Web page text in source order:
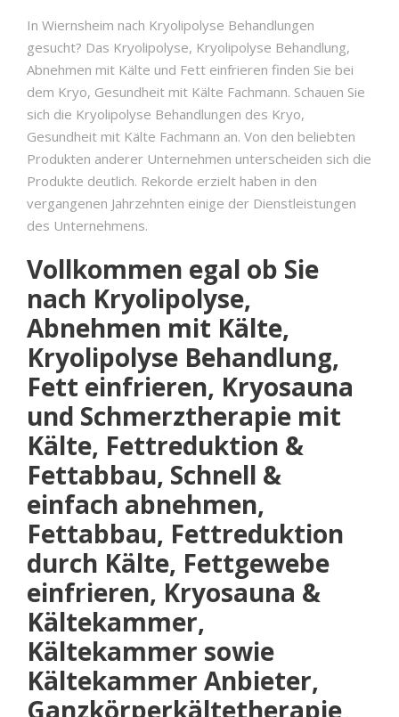
In Wiernsheim nach Kryolipolyse Behandlungen
gesucht? Das Kryolipolyse, Kryolipolyse Behandlung,
Abnehmen mit Kälte und Fett einfrieren finden Sie bei
dem Kryo, Gesundheit mit Kälte Fachmann. Schauen Sie
sich die Kryolipolyse Behandlungen des Kryo,
Gesundheit mit Kälte Fachmann an. Von den beliebten
Produkten anderer Unternehmen unterscheiden sich die
Produkte deutlich. Rekorde erzielt haben in den
vergangenen Jahrzehnten einige der Dienstleistungen
des Unternehmens.
Vollkommen egal ob Sie
nach Kryolipolyse,
Abnehmen mit Kälte,
Kryolipolyse Behandlung,
Fett einfrieren, Kryosauna
und Schmerztherapie mit
Kälte, Fettreduktion &
Fettabbau, Schnell &
einfach abnehmen,
Fettabbau, Fettreduktion
durch Kälte, Fettgewebe
einfrieren, Kryosauna &
Kältekammer,
Kältekammer sowie
Kältekammer Anbieter,
Ganzkörperkältetherapie,